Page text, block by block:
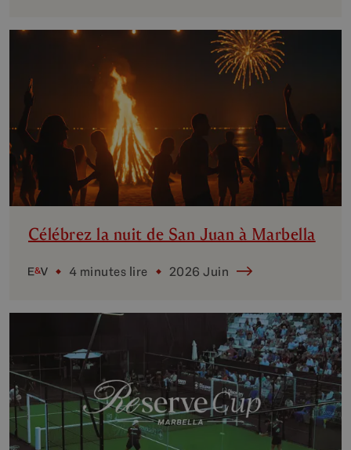
Célébrez la nuit de San Juan à Marbella
4 minutes lire 2026 Juin